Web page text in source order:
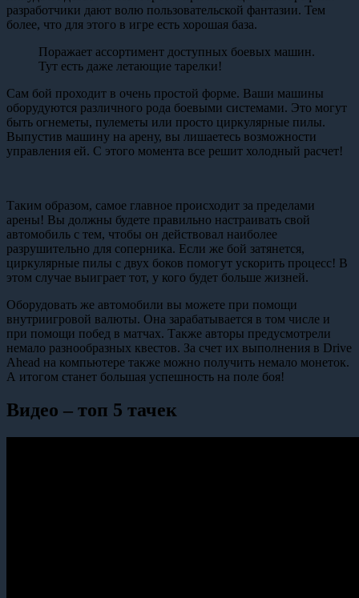
разработчики дают волю пользовательской фантазии. Тем
более, что для этого в игре есть хорошая база.
Поражает ассортимент доступных боевых машин.
Тут есть даже летающие тарелки!
Сам бой проходит в очень простой форме. Ваши машины
оборудуются различного рода боевыми системами. Это могут
быть огнеметы, пулеметы или просто циркулярные пилы.
Выпустив машину на арену, вы лишаетесь возможности
управления ей. С этого момента все решит холодный расчет!
Таким образом, самое главное происходит за пределами
арены! Вы должны будете правильно настраивать свой
автомобиль с тем, чтобы он действовал наиболее
разрушительно для соперника. Если же бой затянется,
циркулярные пилы с двух боков помогут ускорить процесс! В
этом случае выиграет тот, у кого будет больше жизней.
Оборудовать же автомобили вы можете при помощи
внутриигровой валюты. Она зарабатывается в том числе и
при помощи побед в матчах. Также авторы предусмотрели
немало разнообразных квестов. За счет их выполнения в Drive
Ahead на компьютере также можно получить немало монеток.
А итогом станет большая успешность на поле боя!
Видео – топ 5 тачек